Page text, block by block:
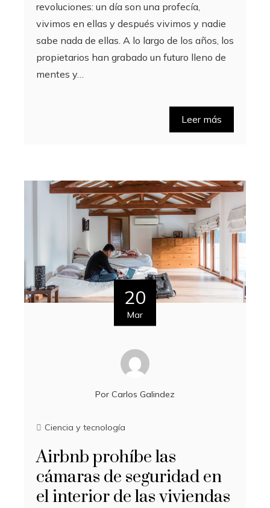
revoluciones: un día son una profecía,
vivimos en ellas y después vivimos y nadie
sabe nada de ellas. A lo largo de los años, los
propietarios han grabado un futuro lleno de
mentes y…
Leer más
20
Mar
Por Carlos Galindez
Ciencia y tecnología
Airbnb prohíbe las
cámaras de seguridad en
el interior de las viviendas